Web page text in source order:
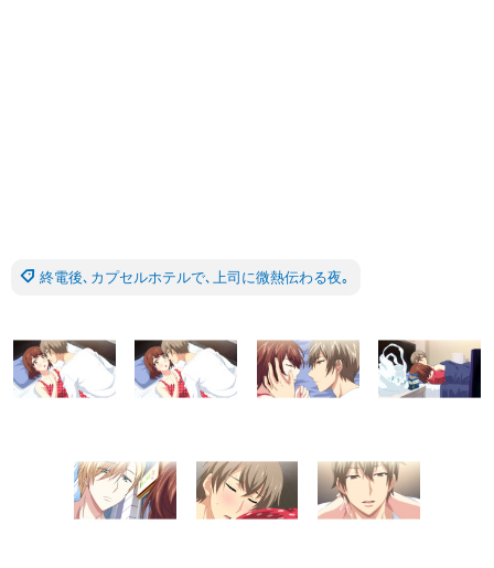
終電後､カプセルホテルで､上司に微熱伝わる夜｡